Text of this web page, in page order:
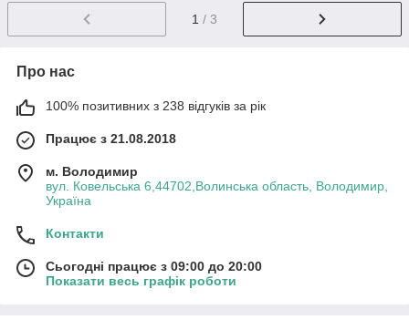
1 / 3
Про нас
100% позитивних з 238 відгуків за рік
Працює з 21.08.2018
м. Володимир
вул. Ковельська 6,44702,Волинська область, Володимир,
Україна
Контакти
Сьогодні працює з 09:00 до 20:00
Показати весь графік роботи